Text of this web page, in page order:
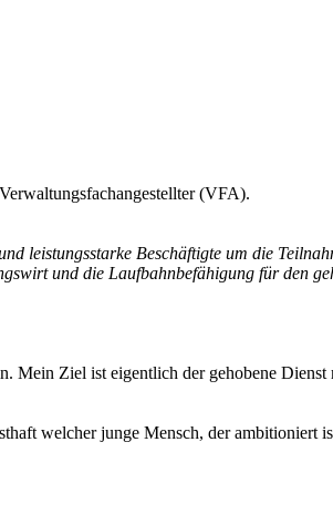
(VFA).
leistungsstarke Beschäftigte um die
und die Laufbahnbefähigung für den
Mein Ziel ist eigentlich der gehobene Dienst
welcher junge Mensch, der ambitioniert